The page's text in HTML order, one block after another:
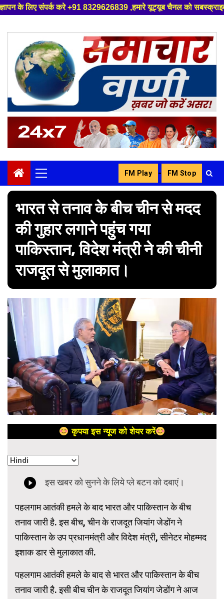
+91 8329626839 ,हमारे यूट्यूब चैनल को सबस्क्राइब करें, साथ मे हमारे
content
Primary
Menu
FM Play - FM Stop
भारत से तनाव के बीच चीन से मदद
की गुहार लगाने पहुंच गया
पाकिस्तान, विदेश मंत्री ने की चीनी
राजदूत से मुलाकात।
कृपया इस न्यूज को शेयर करें
पहलगाम आतंकी हमले के बाद भारत और पाकिस्तान के बीच
तनाव जारी है. इस बीच, चीन के राजदूत जियांग जेडोंग ने
पाकिस्तान के उप प्रधानमंत्री और विदेश मंत्री, सीनेटर मोहम्मद
इशाक डार से मुलाकात की.
पहलगाम आतंकी हमले के बाद से भारत और पाकिस्तान के बीच
तनाव जारी है. इसी बीच चीन के राजदूत जियांग जेडोंग ने आज